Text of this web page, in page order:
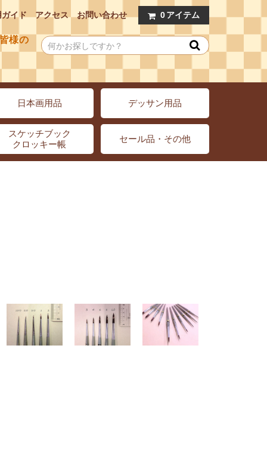
様の
イド アクセス お問い合わせ 0アイテム
日本画用品 デッサン用品
スケッチブック
クロッキー帳
セール品・その他